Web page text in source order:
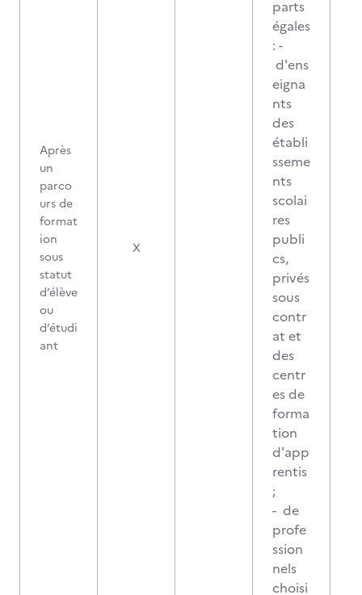
Après
un
parco
urs de
format
ion
sous
statut
d’élève
ou
d’étudi
ant
X
parts
égales
: -
d'ens
eigna
nts
des
établi
sseme
nts
scolai
res
publi
cs,
privés
sous
contr
at et
des
centr
es de
forma
tion
d'app
rentis
;
- de
profe
ssion
nels
choisi